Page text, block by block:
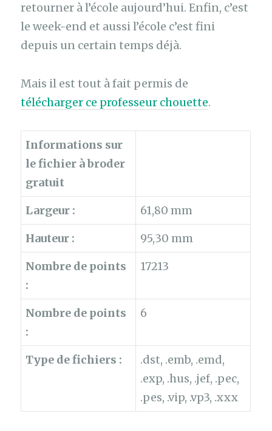
retourner à l’école aujourd’hui. Enfin, c’est
le week-end et aussi l’école c’est fini
depuis un certain temps déjà.
Mais il est tout à fait permis de
télécharger ce professeur chouette.
Informations sur
le fichier à broder
gratuit
Largeur :
61,80 mm
Hauteur :
95,30 mm
Nombre de points
:
17213
Nombre de points
:
6
Type de fichiers :
.dst, .emb, .emd,
.exp, .hus, .jef, .pec,
.pes, .vip, .vp3, .xxx